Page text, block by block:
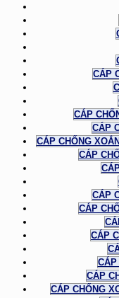
CÁP
CÁP
CÁP
CÁP CHỐNG
CÁP
CÁP
CÁP
CÁP
CÁP
CÁP
CÁP CHỐNG